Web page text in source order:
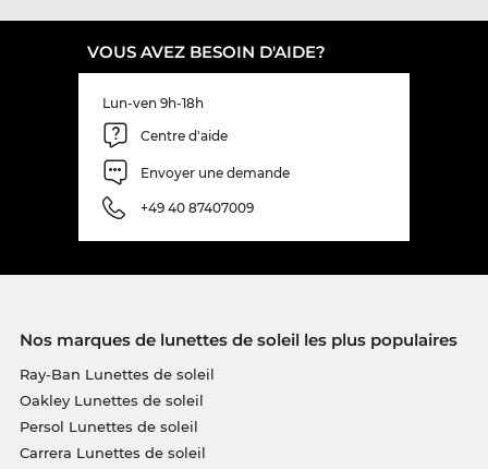
VOUS AVEZ BESOIN D'AIDE?
Lun-ven 9h-18h
Centre d'aide
Envoyer une demande
+49 40 87407009
Nos marques de lunettes de soleil les plus populaires
Ray-Ban Lunettes de soleil
Oakley Lunettes de soleil
Persol Lunettes de soleil
Carrera Lunettes de soleil